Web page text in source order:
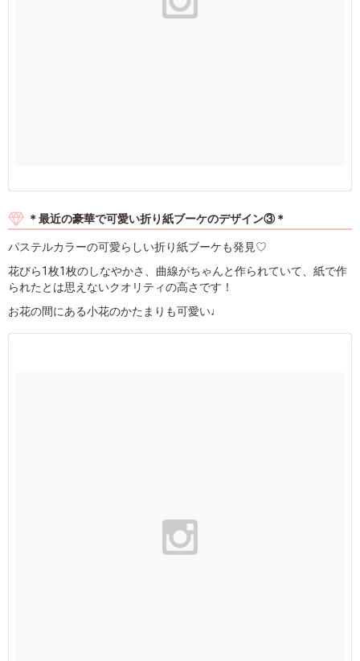
＊最近の豪華で可愛い折り紙ブーケのデザイン③＊
パステルカラーの可愛らしい折り紙ブーケも発見♡
花びら1枚1枚のしなやかさ、曲線がちゃんと作られていて、紙で作
られたとは思えないクオリティの高さです！
お花の間にある小花のかたまりも可愛い♩